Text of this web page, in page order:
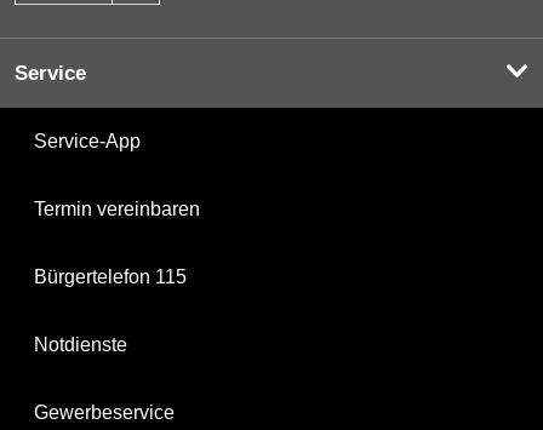
Service
Service-App
Termin vereinbaren
Bürgertelefon 115
Notdienste
Gewerbeservice